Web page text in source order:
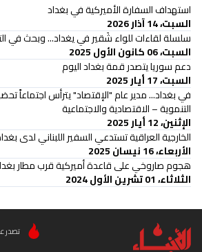
استهداف السفارة الأميركية في بغداد
السبت، 14 آذار 2026
سلسلة لقاءات للواء شَقير في يغداد... وبحث في
السبت، 06 كانون الأول 2025
دعم سوريا يتصدر قمة بغداد اليوم
السبت، 17 أيار 2025
في بغداد... مدير عام "الإقتصاد" يترأس اجتماعاً
التنموية – الاقتصادية والاجتماعية
الإثنين، 12 أيار 2025
الخارجية العراقية تستدعي السفير اللبناني لدى
الأربعاء، 16 نيسان 2025
هجوم صاروخي على قاعدة أميركية قرب مطار
الثلاثاء، 01 تشرين الأول 2024
تصدر